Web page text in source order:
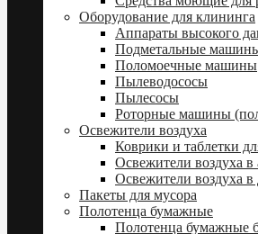
Оборудование для клининга
Аппараты высокого
Подметальные
Поломоечные машины
Пылеводососы
Пылесосы
Роторные машины
Освежители воздуха
Коврики и таблетки
Освежители воздуха в
Освежители воздуха в
Пакеты для мусора
Полотенца бумажные
Полотенца бумажные